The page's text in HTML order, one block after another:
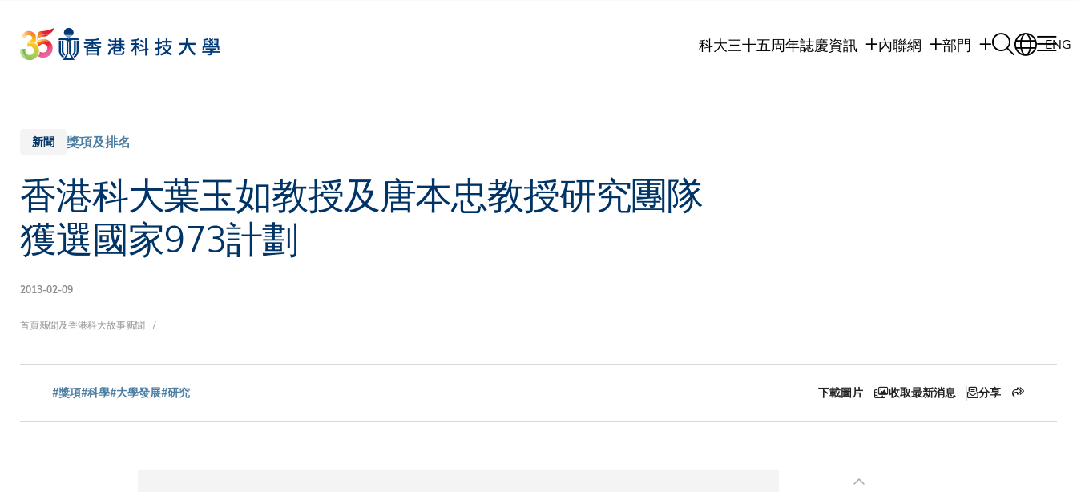
main
content
科大三十五周年誌慶資訊 內聯網 部門 ENG
新聞 獎項及排名
香港科大葉玉如教授及唐本忠教授研究團隊
獲選國家973計劃
2013-02-09
導
航
首頁新聞及香港科大故事新聞
#獎項#科學#大學發展#研究 下載圖片 收取最新消息 分享